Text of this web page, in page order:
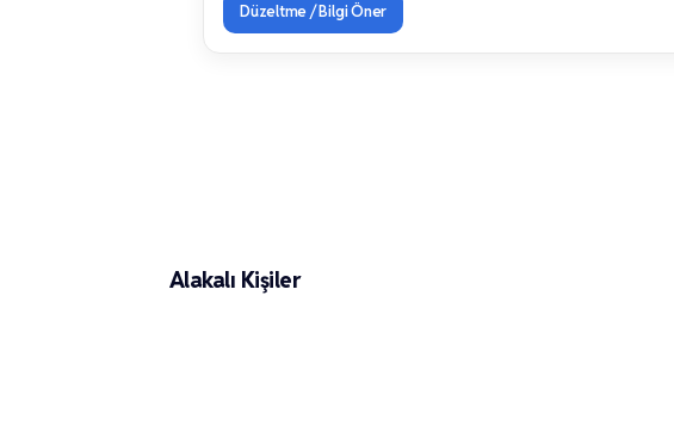
Düzeltme / Bilgi Öner
Alakalı Kişiler
Gürkan Çolaker